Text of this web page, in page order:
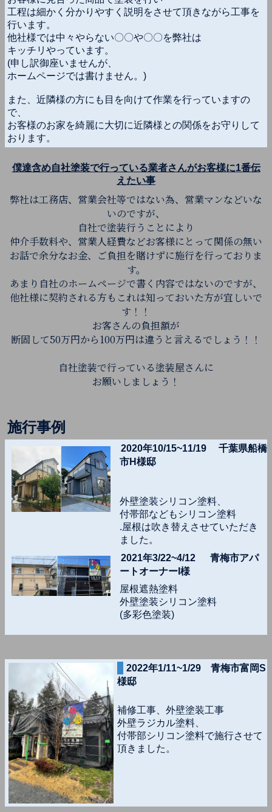
工程は細かく分かりやすく説明をさせて頂きながら工事を
行います。
他社様では中々やらない〇〇や〇〇を弊社は
キッチリやっています。
(申し訳御座いませんが、
ホームページでは書けません。)
また、近隣様の方にも目を向けて作業を行っていますの
で、
お客様のお家を綺麗に大切に近隣様との関係をお守りして
おります。
僕達含め自社塗装で行っている業者さんがお客様に1番伝
えたい事
弊社は工務店、営業会社等ではない為、営業マンなどいな
いのですが、
自社で塗装行うことにより
仲介手数料や、営業人経費などお客様にとって関係の無い
お話で余分なお金、ご負担を賭けずに施行を行っておりま
す。
あまり自社のホームページで書く内容ではないのですが、
他社様に契約される方もこれは知っておいた方が宜しいで
す！！
お客さんの負担額が
断固して50万円から100万円は違うと言えるでしょう！！
自社塗装で行っている塗装屋さんに
お願いしましょう！
施行事例
2020年10/15~11/19 千葉県船橋
市H様邸
外壁塗装シリコン塗料、
付帯部などもシリコン塗料
.屋根は吹き替えさせていただき
ました。
2021年3/22~4/12 青梅市アパ
ートオーナーI様
屋根遮熱塗料
外壁塗装シリコン塗料
(多彩色塗装)
2022年1/11~1/29 青梅市富岡S
様邸
補修工事、外壁塗装工事
外壁ラジカル塗料、
付帯部シリコン塗料で施行させて
頂きました。